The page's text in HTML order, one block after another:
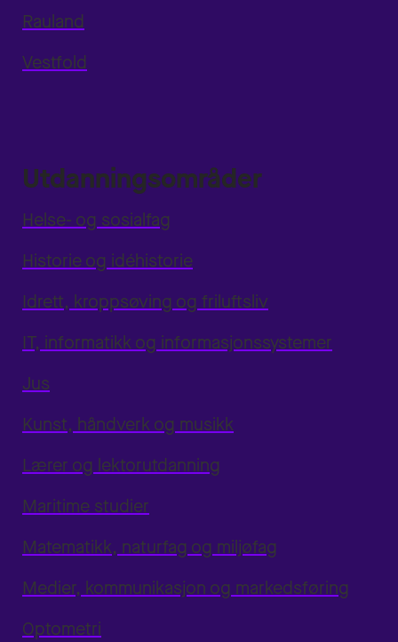
Rauland
Vestfold
Utdanningsområder
Helse- og sosialfag
Historie og idéhistorie
Idrett, kroppsøving og friluftsliv
IT, informatikk og informasjonssystemer
Jus
Kunst, håndverk og musikk
Lærer og lektorutdanning
Maritime studier
Matematikk, naturfag og miljøfag
Medier, kommunikasjon og markedsføring
Optometri